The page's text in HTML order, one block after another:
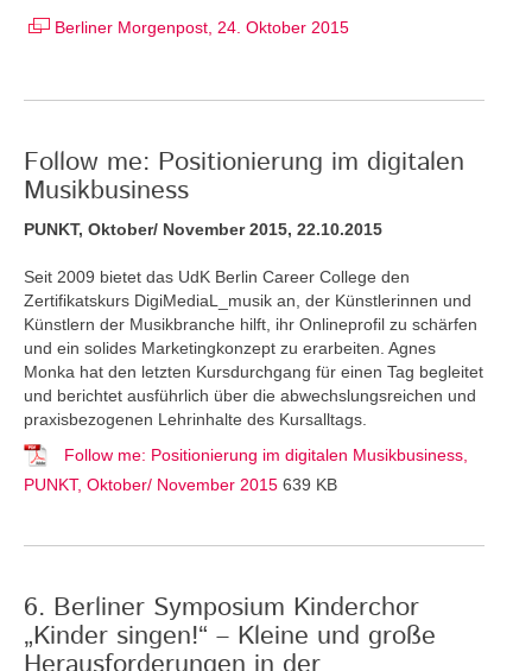
Berliner Morgenpost, 24. Oktober 2015
Follow me: Positionierung im digitalen
Musikbusiness
PUNKT, Oktober/ November 2015, 22.10.2015
Seit 2009 bietet das UdK Berlin Career College den
Zertifikatskurs DigiMediaL_musik an, der Künstlerinnen und
Künstlern der Musikbranche hilft, ihr Onlineprofil zu schärfen
und ein solides Marketingkonzept zu erarbeiten. Agnes
Monka hat den letzten Kursdurchgang für einen Tag begleitet
und berichtet ausführlich über die abwechslungsreichen und
praxisbezogenen Lehrinhalte des Kursalltags.
Follow me: Positionierung im digitalen Musikbusiness,
PUNKT, Oktober/ November 2015 639 KB
6. Berliner Symposium Kinderchor
„Kinder singen!“ – Kleine und große